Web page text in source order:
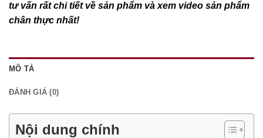
tư vấn rất chi tiết về sản phẩm và xem video sản phẩm
chân thực nhất!
MÔ TẢ
ĐÁNH GIÁ (0)
Nội dung chính